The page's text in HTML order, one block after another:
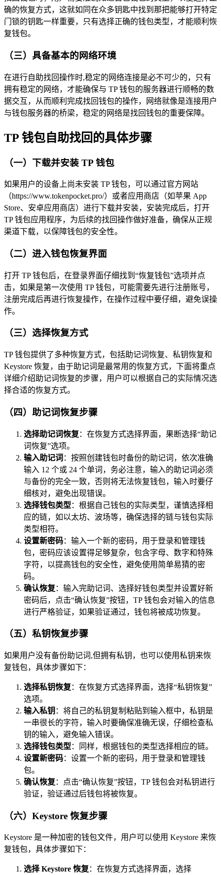
确的恢复方式，这就如同在众多钥匙中找到那把能够打开特定
门锁的钥匙一样重要，只有选择正确的钱包类型，才能顺利恢
复钱包。
（三）具备基本的网络环境
在进行自助找回操作时,稳定的网络连接是必不可少的，只有
拥有稳定的网络，才能确保与 TP 钱包的服务器进行顺畅的数
据交互，从而顺利完成找回钱包的操作，网络就像是连接用户
与钱包服务器的桥梁，稳定的网络是找回钱包的重要保障。
TP 钱包自助找回的具体步骤
（一）下载并安装 TP 钱包
如果用户的设备上尚未安装 TP 钱包，可以通过官方网站
（https://www.tokenpocket.pro/）或者应用商店（如苹果 App
Store、安卓应用商店）进行下载并安装，安装完成后，打开
TP 钱包应用程序，为后续的找回操作做好准备，确保从正规
渠道下载，以保障钱包的安全性。
（二）进入钱包恢复界面
打开 TP 钱包后，在登录界面仔细找到“恢复钱包”选项并点
击，如果是第一次使用 TP 钱包，可能需要先进行注册账号，
注册完成后再进行恢复操作，在操作过程中要仔细，避免误操
作。
（三）选择恢复方式
TP 钱包提供了多种恢复方式，包括助记词恢复、私钥恢复和
Keystore 恢复，由于助记词是最常用的恢复方式，下面将重点
详细介绍助记词恢复的步骤，用户可以根据自己的实际情况选
择合适的恢复方式。
（四）助记词恢复步骤
选择助记词恢复 ：在恢复方式选择界面，果断选择“助记
词恢复”选项。
输入助记词 ：按照创建钱包时备份的助记词，依次准确
输入 12 个或 24 个单词，务必注意，输入的助记词必须
与备份的完全一致，否则将无法恢复钱包，输入时要仔
细核对，避免出现错误。
选择钱包类型 ：根据自己钱包的实际类型，谨慎选择相
应的链，如以太坊、波场等，确保选择的链与钱包实际
类型相符。
设置新密码：输入一个新的密码，用于登录和管理钱
包，密码应该设置得足够复杂，包含字母、数字和特殊
字符，以提高钱包的安全性，避免使用简单易猜的密
码。
确认恢复 ：输入完助记词、选择好钱包类型并设置好新
密码后，点击“确认恢复”按钮，TP 钱包会对输入的信息
进行严格验证，如果验证通过，钱包将被成功恢复。
（五）私钥恢复步骤
如果用户没有备份助记词,但拥有私钥，也可以使用私钥来恢
复钱包，具体步骤如下：
选择私钥恢复 ：在恢复方式选择界面，选择“私钥恢复”
选项。
输入私钥 ：将自己的私钥复制粘贴到输入框中，私钥是
一串很长的字符，输入时要确保准确无误，仔细检查私
钥的输入，避免输入错误。
选择钱包类型 ：同样，根据钱包的类型选择相应的链。
设置新密码：设置一个新的密码，用于登录和管理钱
包。
确认恢复 ：点击“确认恢复”按钮，TP 钱包会对私钥进行
验证，验证通过后钱包将被恢复。
（六）Keystore 恢复步骤
Keystore 是一种加密的钱包文件，用户可以使用 Keystore 来恢
复钱包，具体步骤如下：
选择 Keystore 恢复 ：在恢复方式选择界面，选择